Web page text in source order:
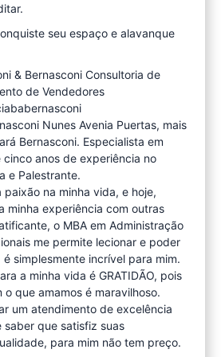
seu espaço e alavanque
& Bernasconi Consultoria de
de Vendedores
Nunes Avenia Puertas, mais
Bernasconi. Especialista em
cinco anos de experiência no
e Palestrante.
na minha vida, e hoje,
minha experiência com outras
o MBA em Administração
me permite lecionar e poder
simplesmente incrível para mim.
a minha vida é GRATIDÃO, pois
que amamos é maravilhoso.
um atendimento de excelência
saber que satisfiz suas
para mim não tem preço.